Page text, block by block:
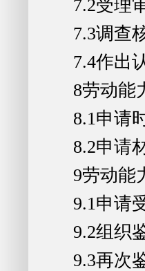
7.2受理
7.3调查
7.4作出
8劳动能
8.1申请
8.2申请
9劳动能
9.1申请
9.2组织
9.3再次